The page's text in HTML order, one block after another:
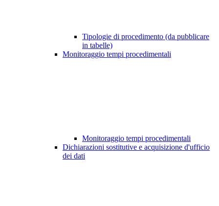
Tipologie di procedimento (da pubblicare
in tabelle)
Monitoraggio tempi procedimentali
Monitoraggio tempi procedimentali
Dichiarazioni sostitutive e acquisizione d'ufficio
dei dati